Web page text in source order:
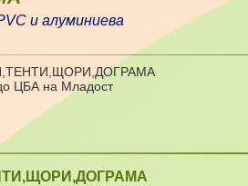
и алуминиева
ЦБА на Младост